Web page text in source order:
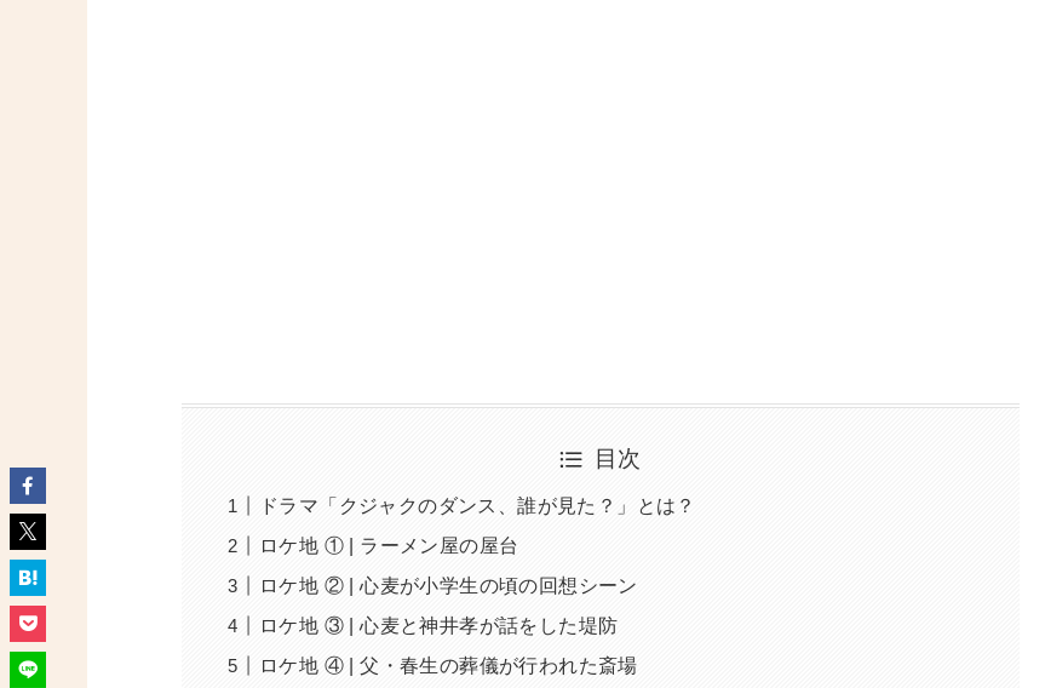
目次
ドラマ「クジャクのダンス、誰が見た？」とは？
ロケ地 ① | ラーメン屋の屋台
ロケ地 ② | 心麦が小学生の頃の回想シーン
ロケ地 ③ | 心麦と神井孝が話をした堤防
ロケ地 ④ | 父・春生の葬儀が行われた斎場